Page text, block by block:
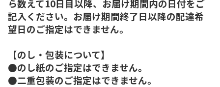
ら数えて10日目以降、お届け期間内の日付をご
記入ください。お届け期間終了日以降の配達希
望日のご指定はできません。
【のし・包装について】
●のし紙のご指定はできません。
●二重包装のご指定はできません。